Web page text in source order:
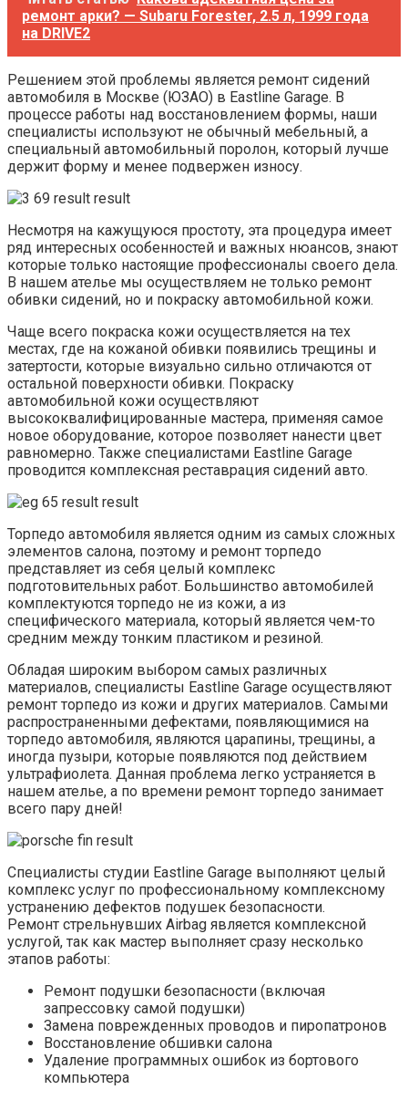
ремонт арки? — Subaru Forester, 2.5 л, 1999 года
на DRIVE2
Решением этой проблемы является ремонт сидений
автомобиля в Москве (ЮЗАО) в Eastline Garage. В
процессе работы над восстановлением формы, наши
специалисты используют не обычный мебельный, а
специальный автомобильный поролон, который лучше
держит форму и менее подвержен износу.
Несмотря на кажущуюся простоту, эта процедура имеет
ряд интересных особенностей и важных нюансов, знают
которые только настоящие профессионалы своего дела.
В нашем ателье мы осуществляем не только ремонт
обивки сидений, но и покраску автомобильной кожи.
Чаще всего покраска кожи осуществляется на тех
местах, где на кожаной обивки появились трещины и
затертости, которые визуально сильно отличаются от
остальной поверхности обивки. Покраску
автомобильной кожи осуществляют
высококвалифицированные мастера, применяя самое
новое оборудование, которое позволяет нанести цвет
равномерно. Также специалистами Eastline Garage
проводится комплексная реставрация сидений авто.
Торпедо автомобиля является одним из самых сложных
элементов салона, поэтому и ремонт торпедо
представляет из себя целый комплекс
подготовительных работ. Большинство автомобилей
комплектуются торпедо не из кожи, а из
специфического материала, который является чем-то
средним между тонким пластиком и резиной.
Обладая широким выбором самых различных
материалов, специалисты Eastline Garage осуществляют
ремонт торпедо из кожи и других материалов. Самыми
распространенными дефектами, появляющимися на
торпедо автомобиля, являются царапины, трещины, а
иногда пузыри, которые появляются под действием
ультрафиолета. Данная проблема легко устраняется в
нашем ателье, а по времени ремонт торпедо занимает
всего пару дней!
Специалисты студии Eastline Garage выполняют целый
комплекс услуг по профессиональному комплексному
устранению дефектов подушек безопасности.
Ремонт стрельнувших Airbag является комплексной
услугой, так как мастер выполняет сразу несколько
этапов работы:
Ремонт подушки безопасности (включая
запрессовку самой подушки)
Замена поврежденных проводов и пиропатронов
Восстановление обшивки салона
Удаление программных ошибок из бортового
компьютера